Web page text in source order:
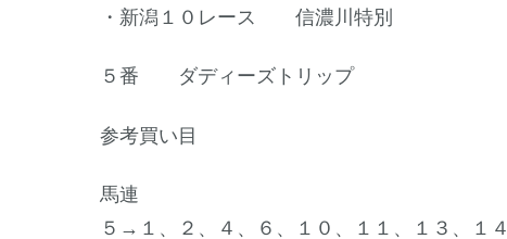
・新潟１０レース 信濃川特別
５番 ダディーズトリップ
参考買い目
馬連
５→１、２、４、６、１０、１１、１３、１４